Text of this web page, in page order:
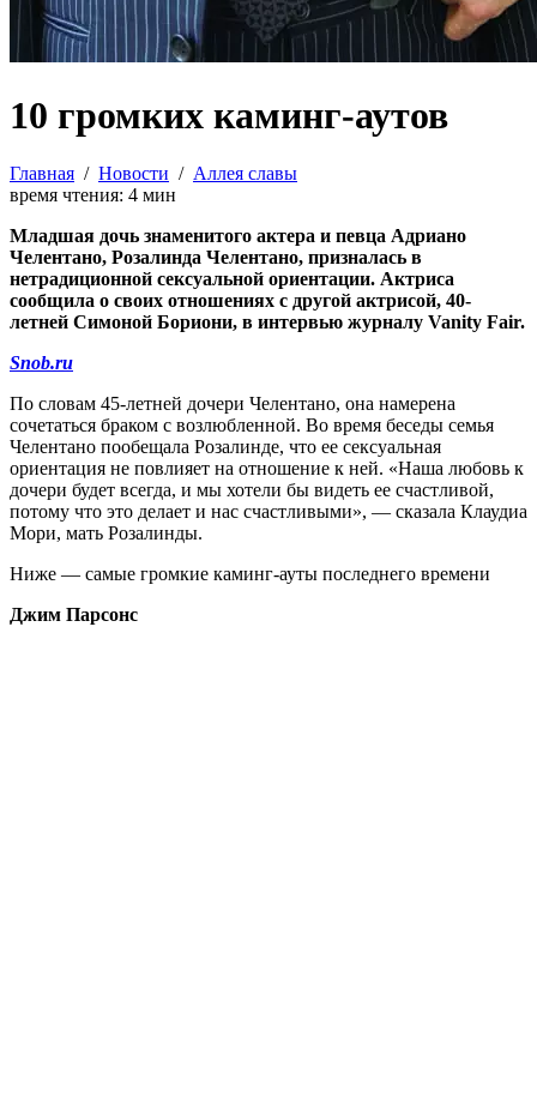
10 громких каминг-аутов
Главная / Новости / Аллея славы
время чтения: 4 мин
Младшая дочь знаменитого актера и певца Адриано
Челентано, Розалинда Челентано, призналась в
нетрадиционной сексуальной ориентации. Актриса
сообщила о своих отношениях с другой актрисой, 40-
летней Симоной Бориони, в интервью журналу Vanity Fair.
Snob.ru
По словам 45-летней дочери Челентано, она намерена
сочетаться браком с возлюбленной. Во время беседы семья
Челентано пообещала Розалинде, что ее сексуальная
ориентация не повлияет на отношение к ней. «Наша любовь к
дочери будет всегда, и мы хотели бы видеть ее счастливой,
потому что это делает и нас счастливыми», — сказала Клаудиа
Мори, мать Розалинды.
Ниже — самые громкие каминг-ауты последнего времени
Джим Парсонс